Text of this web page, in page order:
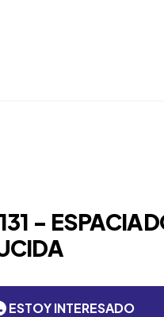
-
ESTOY INTERESADO